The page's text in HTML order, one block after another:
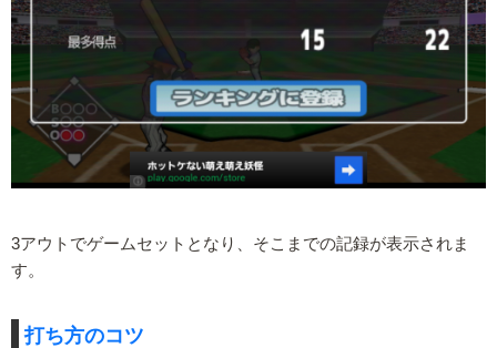
3アウトでゲームセットとなり、そこまでの記録が表示されま
す。
打ち方のコツ